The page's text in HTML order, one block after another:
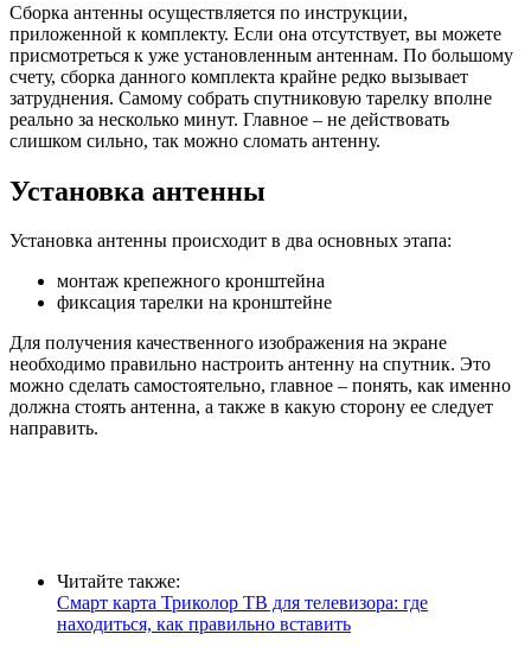
Сборка антенны осуществляется по инструкции,
приложенной к комплекту. Если она отсутствует, вы можете
присмотреться к уже установленным антеннам. По большому
счету, сборка данного комплекта крайне редко вызывает
затруднения. Самому собрать спутниковую тарелку вполне
реально за несколько минут. Главное – не действовать
слишком сильно, так можно сломать антенну.
Установка антенны
Установка антенны происходит в два основных этапа:
монтаж крепежного кронштейна
фиксация тарелки на кронштейне
Для получения качественного изображения на экране
необходимо правильно настроить антенну на спутник. Это
можно сделать самостоятельно, главное – понять, как именно
должна стоять антенна, а также в какую сторону ее следует
направить.
Читайте также:
Смарт карта Триколор ТВ для телевизора: где
находиться, как правильно вставить